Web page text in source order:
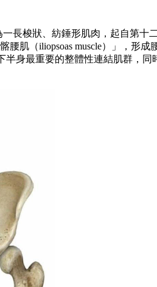
一長梭狀、紡錘形肌肉，起自第
髂腰肌（iliopsoas muscle）」，
身最重要的整體性連結肌群，